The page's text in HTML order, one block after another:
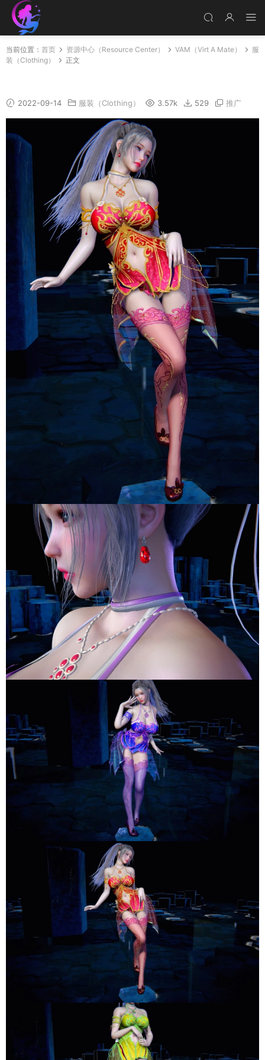
当前位置： 首页 资源中心（Resource Center） VAM（Virt A Mate）
服
装（Clothing）
正文
2022-09-14 服装（Clothing） 3.57k 529 推广